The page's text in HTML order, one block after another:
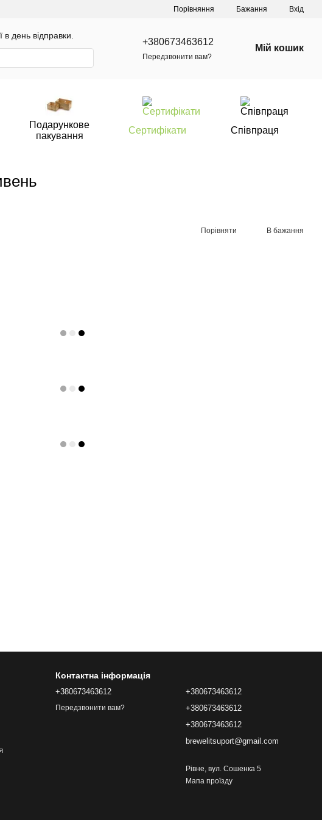
Порівняння Бажання Вхід
день відправки.
+380673463612
Передзвонити вам?
Мій кошик
Подарункове
пакування
Сертифікати Співпраця
Порівняти В бажання
Контактна інформація
+380673463612
Передзвонити вам?
+380673463612
+380673463612
+380673463612
brewelitsuport@gmail.com
Рівне, вул. Сошенка 5
Мапа проїзду